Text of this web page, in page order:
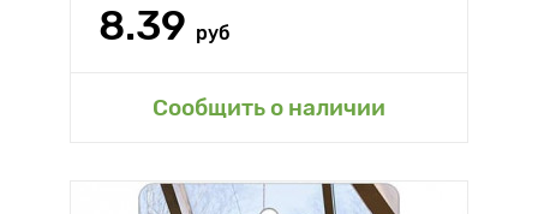
8.39 руб
Сообщить о наличии